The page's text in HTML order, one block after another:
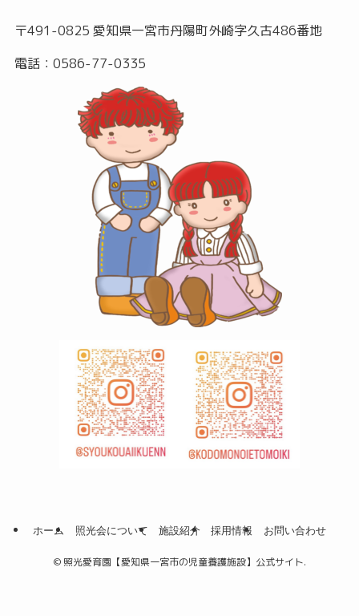
〒491-0825 愛知県一宮市丹陽町外崎字久古486番地
電話：0586-77-0335
ホーム 照光会について 施設紹介 採用情報 お問い合わせ
©照光愛育園【愛知県一宮市の児童養護施設】公式サイト.